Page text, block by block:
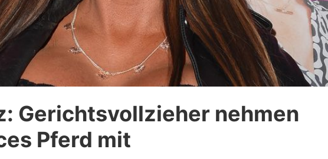
Team
Redaktionelle Richtlinien
Impressum
Datenschutzerklärung
Nutzungsbedingungen
Utiq verwalten
Gerichtsvollzieher nehmen
Pferd mit